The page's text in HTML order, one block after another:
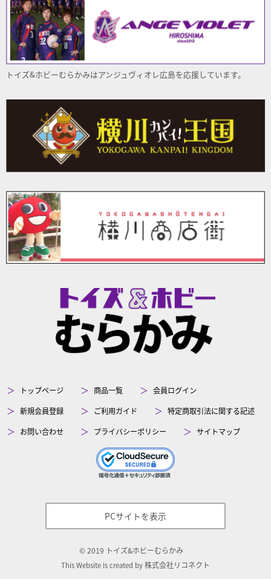
トイズ&ホビーむらかみはアンジュヴィオレ広島を応援しています。
トップページ 商品一覧
会員ログイン
新規会員登録
ご利用ガイド
特定商取引法に関する記述
お問い合わせ
プライバシーポリシー サイトマップ
PCサイトを表示
©2019 トイズ&ホビーむらかみ
This Website is created by株式会社リコネクト